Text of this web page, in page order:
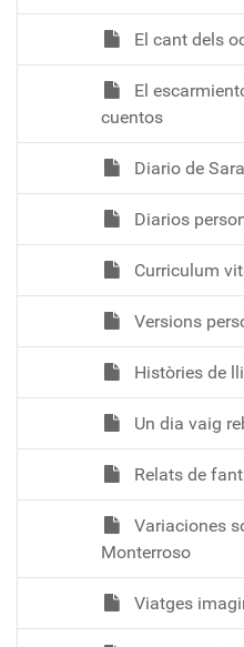
El cant dels
El
cuentos
Diario de Sara
Diarios
Curriculum
Versions
Històries de
Un dia vaig
Relats de
Variaciones
Monterroso
Viatges